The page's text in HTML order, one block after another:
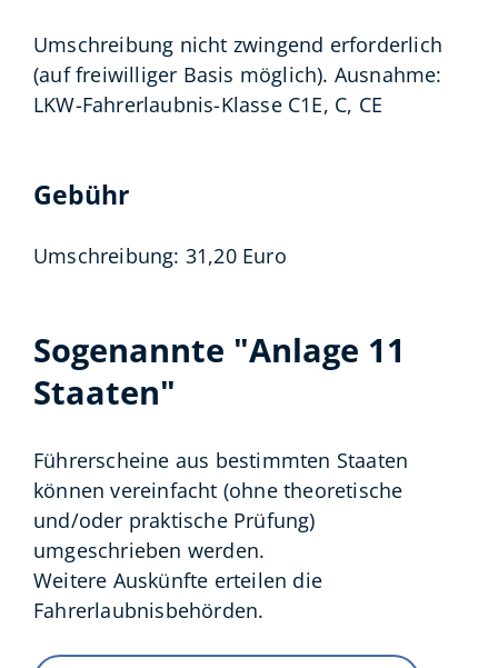
Umschreibung nicht zwingend erforderlich
(auf freiwilliger Basis möglich). Ausnahme:
LKW-Fahrerlaubnis-Klasse C1E, C, CE
Gebühr
Umschreibung: 31,20 Euro
Sogenannte "Anlage 11
Staaten"
Führerscheine aus bestimmten Staaten
können vereinfacht (ohne theoretische
und/oder praktische Prüfung)
umgeschrieben werden.
Weitere Auskünfte erteilen die
Fahrerlaubnisbehörden.